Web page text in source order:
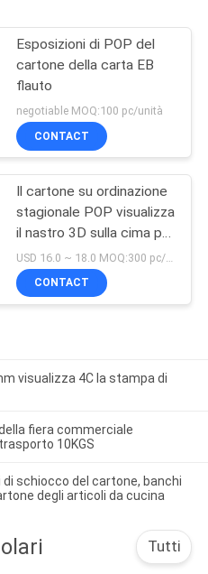
Esposizioni di POP del
cartone della carta EB
flauto
negotiable MOQ:100 pc/unità
CONTACT
Il cartone su ordinazione
stagionale POP visualizza
il nastro 3D sulla cima per
le bevande della birra alla
spina
CONTACT
visualizza 4C la stampa di
fiera commerciale
10KGS
schiocco del cartone, banchi
degli articoli da cucina
Tutti